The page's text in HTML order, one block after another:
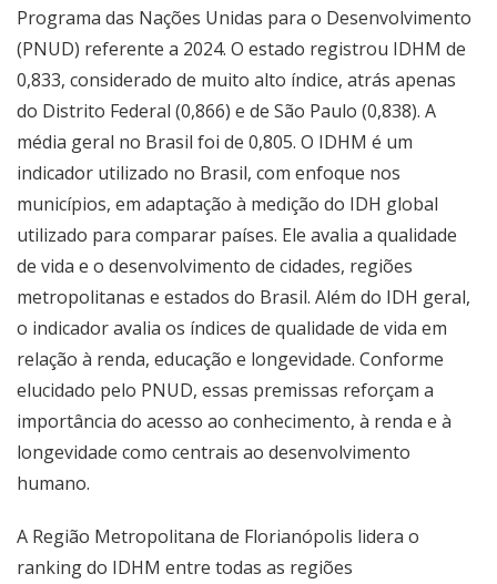
Programa das Nações Unidas para o Desenvolvimento
(PNUD) referente a 2024. O estado registrou IDHM de
0,833, considerado de muito alto índice, atrás apenas
do Distrito Federal (0,866) e de São Paulo (0,838). A
média geral no Brasil foi de 0,805. O IDHM é um
indicador utilizado no Brasil, com enfoque nos
municípios, em adaptação à medição do IDH global
utilizado para comparar países. Ele avalia a qualidade
de vida e o desenvolvimento de cidades, regiões
metropolitanas e estados do Brasil. Além do IDH geral,
o indicador avalia os índices de qualidade de vida em
relação à renda, educação e longevidade. Conforme
elucidado pelo PNUD, essas premissas reforçam a
importância do acesso ao conhecimento, à renda e à
longevidade como centrais ao desenvolvimento
humano.
A Região Metropolitana de Florianópolis lidera o
ranking do IDHM entre todas as regiões